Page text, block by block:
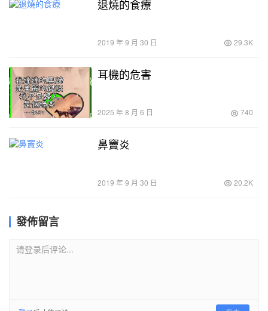
退燒的食療
2019 年 9 月 30 日 29.3K
耳機的危害
2025 年 8 月 6 日 740
鼻竇炎
2019 年 9 月 30 日 20.2K
發佈留言
请登录后评论...